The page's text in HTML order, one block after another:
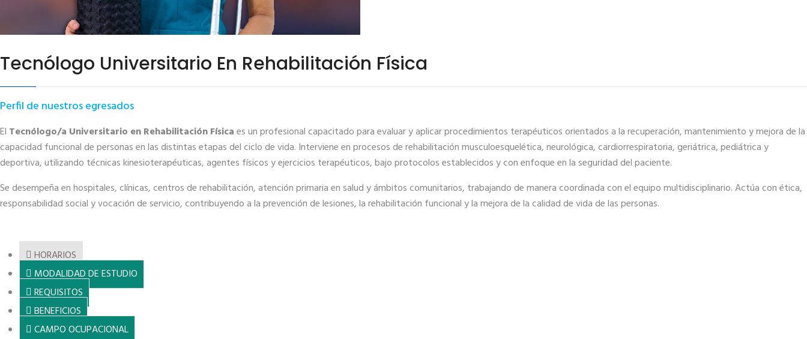
Tecnólogo Universitario En Rehabilitación Física
Perfil de nuestros egresados
El Tecnólogo/a Universitario en Rehabilitación Físicaes un profesional capacitado para evaluar y aplicar procedimientos terapéuticos orientados a la recuperación, mantenimiento y mejora de la
capacidad funcional de personas en las distintas etapas del ciclo de vida. Interviene en procesos de rehabilitación musculoesquelética, neurológica, cardiorrespiratoria, geriátrica, pediátrica y
deportiva, utilizando técnicas kinesioterapéuticas, agentes físicos y ejercicios terapéuticos, bajo protocolos establecidos y con enfoque en la seguridad del paciente.
Se desempeña en hospitales, clínicas, centros de rehabilitación, atención primaria en salud y ámbitos comunitarios, trabajando de manera coordinada con el equipo multidisciplinario. Actúa con ética,
responsabilidad social y vocación de servicio, contribuyendo a la prevención de lesiones, la rehabilitación funcional y la mejora de la calidad de vida de las personas.
HORARIOS
MODALIDAD DE ESTUDIO
REQUISITOS
BENEFICIOS
CAMPO OCUPACIONAL